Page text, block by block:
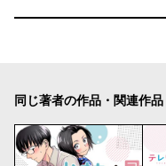
同じ著者の作品・関連作品